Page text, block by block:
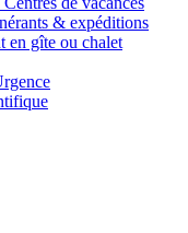
& expéditions
en gîte ou chalet